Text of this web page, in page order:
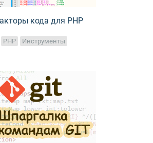
кода для PHP
PHP Инструменты